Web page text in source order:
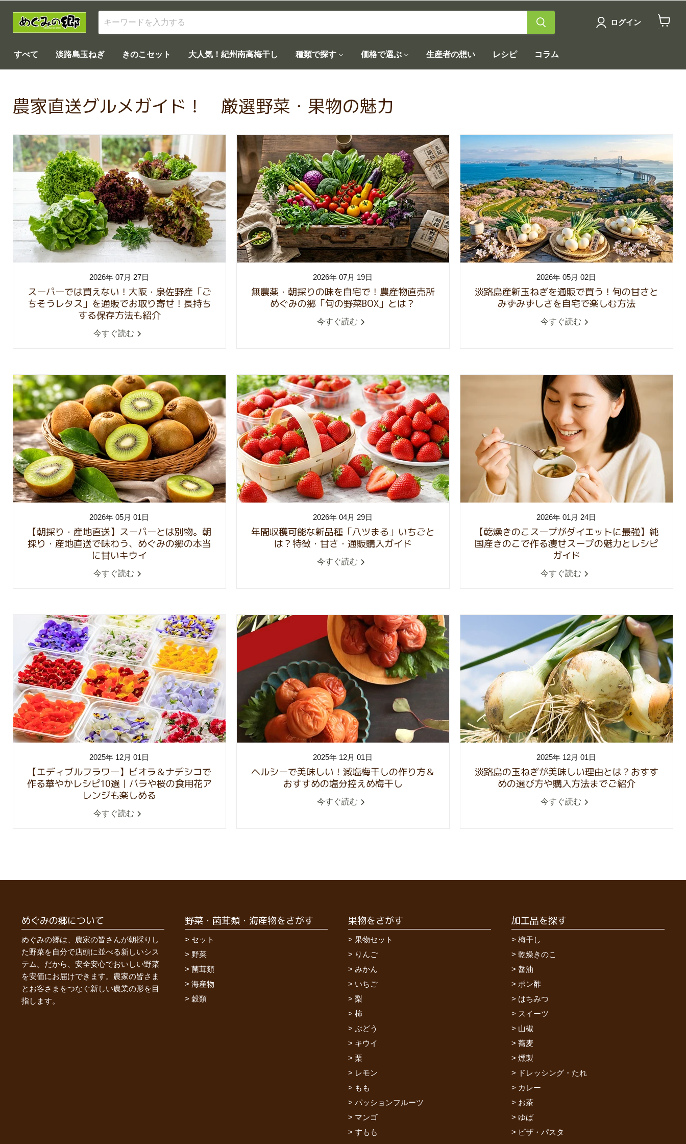
ログイン
すべて 淡路島玉ねぎ きのこセット 大人気！紀州南高梅干し 種類で探す 価格で選ぶ 生産者の想い レシピ コラム
農家直送グルメガイド！ 厳選野菜・果物の魅力
2026年 07月 27日
スーパーでは買えない！大阪・泉佐野産「ご
ちそうレタス」を通販でお取り寄せ！長持ち
する保存方法も紹介
今すぐ読む
2026年 07月 19日
無農薬・朝採りの味を自宅で！農産物直売所
めぐみの郷「旬の野菜BOX」とは？
今すぐ読む
2026年 05月 02日
淡路島産新玉ねぎを通販で買う！旬の甘さと
みずみずしさを自宅で楽しむ方法
今すぐ読む
2026年 05月 01日
【朝採り・産地直送】スーパーとは別物。朝
採り・産地直送で味わう、めぐみの郷の本当
に甘いキウイ
今すぐ読む
2026年 04月 29日
年間収穫可能な新品種「八ツまる」いちごと
は？特徴・甘さ・通販購入ガイド
今すぐ読む
2026年 01月 24日
【乾燥きのこスープがダイエットに最強】純
国産きのこで作る痩せスープの魅力とレシピ
ガイド
今すぐ読む
2025年 12月 01日
【エディブルフラワー】ビオラ＆ナデシコで
作る華やかレシピ10選｜バラや桜の食用花ア
レンジも楽しめる
今すぐ読む
2025年 12月 01日
ヘルシーで美味しい！減塩梅干しの作り方＆
おすすめの塩分控えめ梅干し
今すぐ読む
2025年 12月 01日
淡路島の玉ねぎが美味しい理由とは？おすす
めの選び方や購入方法までご紹介
今すぐ読む
めぐみの郷について
めぐみの郷は、農家の皆さんが朝採りし
た野菜を自分で店頭に並べる新しいシス
テム。だから、安全安心でおいしい野菜
を安価にお届けできます。農家の皆さま
とお客さまをつなぐ新しい農業の形を目
指します。
野菜・菌茸類・海産物をさがす
セット
野菜
菌茸類
海産物
穀類
果物をさがす
果物セット
りんご
みかん
いちご
梨
柿
ぶどう
キウイ
栗
レモン
もも
パッションフルーツ
マンゴ
すもも
加工品を探す
梅干し
乾燥きのこ
醤油
ポン酢
はちみつ
スイーツ
山椒
蕎麦
燻製
ドレッシング・たれ
カレー
お茶
ゆば
ピザ・パスタ